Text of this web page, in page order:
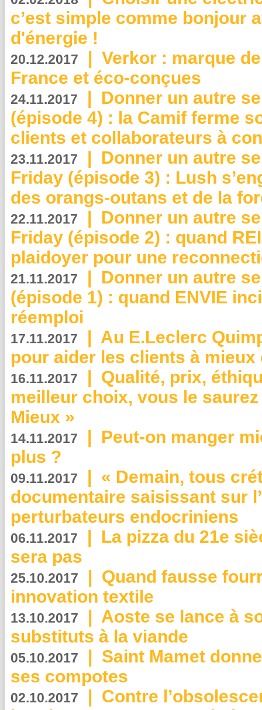
c’est simple comme bonjour
d'énergie !
20.12.2017 | Verkor : marque
France et éco-conçues
24.11.2017 | Donner un autre
(épisode 4) : la Camif ferme
clients et collaborateurs à
23.11.2017 | Donner un autre
Friday (épisode 3) : Lush
des orangs-outans et de la
22.11.2017 | Donner un autre
Friday (épisode 2) : quand
plaidoyer pour une
21.11.2017 | Donner un autre
(épisode 1) : quand ENVIE
réemploi
17.11.2017 | Au E.Leclerc
pour aider les clients à
16.11.2017 | Qualité, prix,
meilleur choix, vous le
Mieux »
14.11.2017 | Peut-on manger
plus ?
09.11.2017 | « Demain, tous
documentaire saisissant sur
perturbateurs endocriniens
06.11.2017 | La pizza du 21e
sera pas
25.10.2017 | Quand fausse
innovation textile
13.10.2017 | Aoste se lance à
substituts à la viande
05.10.2017 | Saint Mamet
ses compotes
02.10.2017 | Contre